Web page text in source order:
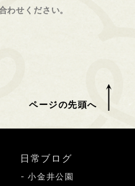
わせください。
ページの先頭へ
日常ブログ
小金井公園